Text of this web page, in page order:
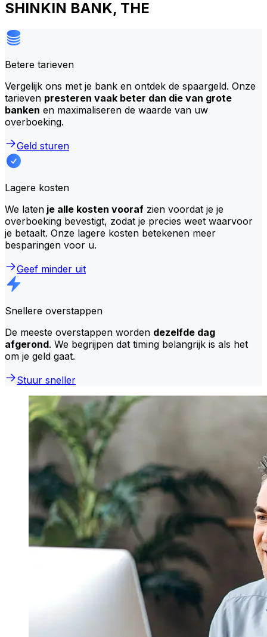
SHINKIN BANK, THE
Betere tarieven
Vergelijk ons met je bank en ontdek de spaargeld. Onze
tarieven presteren vaak beter dan die van grote
banken en maximaliseren de waarde van uw
overboeking.
Geld sturen
Lagere kosten
We laten je alle kosten vooraf zien voordat je je
overboeking bevestigt, zodat je precies weet waarvoor
je betaalt. Onze lagere kosten betekenen meer
besparingen voor u.
Geef minder uit
Snellere overstappen
De meeste overstappen worden dezelfde dag
afgerond. We begrijpen dat timing belangrijk is als het
om je geld gaat.
Stuur sneller